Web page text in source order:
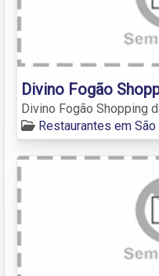
Divino Fogão
Divino Fogão Shopping
Restaurantes em São